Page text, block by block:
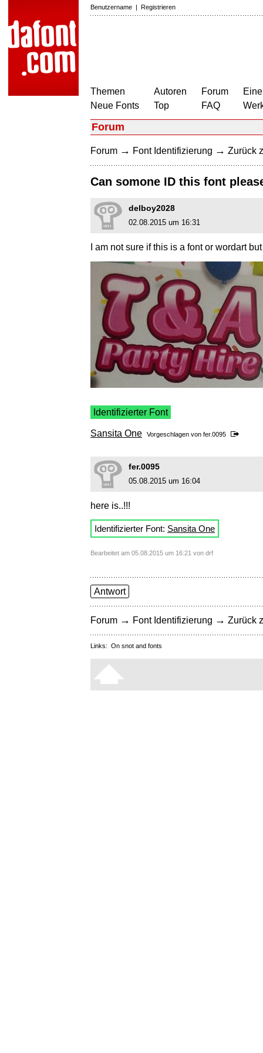
Benutzername | Registrieren
Themen
Neue Fonts
Autoren
Top
Forum
FAQ
Forum
Forum → Font Identifizierung → Zurück
Can somone ID this font
delboy2028
02.08.2015 um 16:31
I am not sure if this is a font or wordart
Identifizierter Font
Sansita One Vorgeschlagen von fer.0095
fer.0095
05.08.2015 um 16:04
here is..!!!
Identifizierter Font: Sansita One
Bearbeitet am 05.08.2015 um 16:21 von drf
Antwort
Forum → Font Identifizierung → Zurück
Links: On snot and fonts